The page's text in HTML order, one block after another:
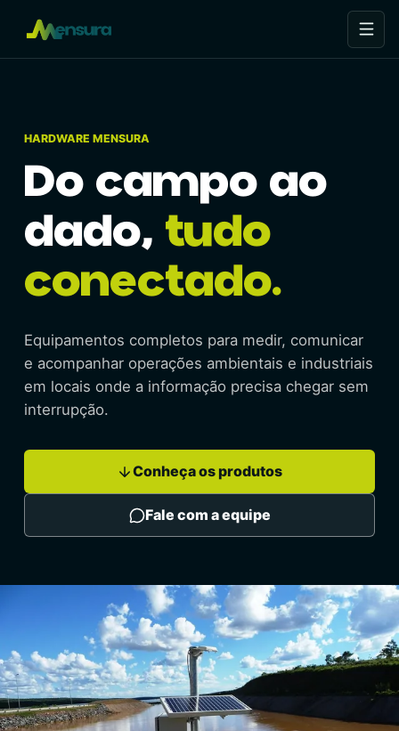
Abrir
HARDWARE MENSURA
Do campo ao
dado, tudo
conectado.
Equipamentos completos para medir, comunicar
e acompanhar operações ambientais e industriais
em locais onde a informação precisa chegar sem
interrupção.
Conheça os produtos
Fale com a equipe